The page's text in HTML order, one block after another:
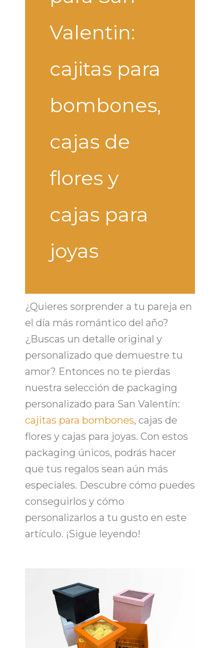
Valentin:
cajitas para
bombones,
cajas de
flores y
cajas para
joyas
¿Quieres sorprender a tu pareja en
el día más romántico del año?
¿ Buscas un detalle original y
personalizado que demuestre tu
amor? Entonces no te pierdas
nuestra selección de packaging
personalizado para San Valentín:
cajitas para bombones, cajas de
flores y cajas para joyas. Con estos
packaging únicos, podrás hacer
que tus regalos sean aún más
especiales. Descubre cómo puedes
conseguirlos y cómo
personalizarlos a tu gusto en este
artículo. ¡Sigue leyendo!